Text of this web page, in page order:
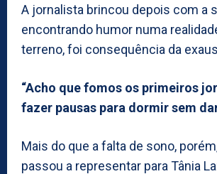
A jornalista brincou depois com a
encontrando humor numa
terreno, foi consequência da
“Acho que fomos os primeiros
fazer pausas para dormir sem
Mais do que a falta de sono,
passou a representar para Tânia